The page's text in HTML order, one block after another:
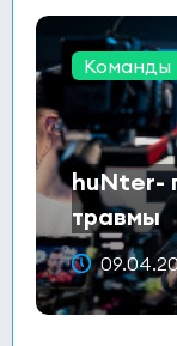
Команды
huNter-
травмы